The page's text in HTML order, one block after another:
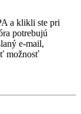
a klikli ste pri
potrebujú
e-mail,
možnosť